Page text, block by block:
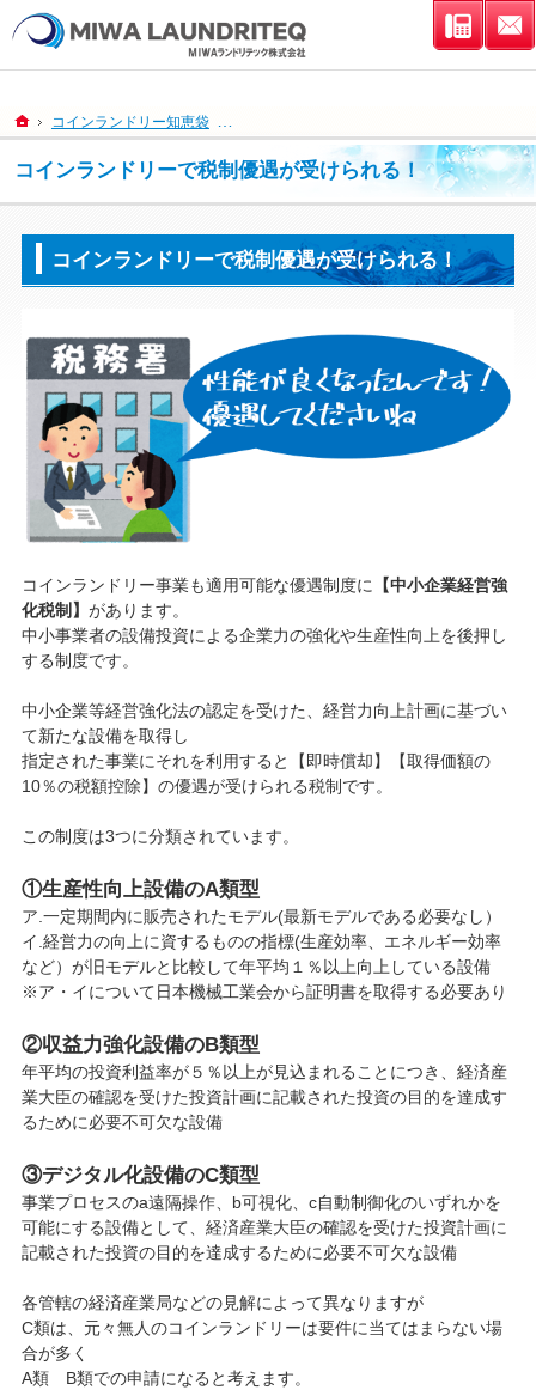
コインランドリーで税制優遇が受けられる！
コインランドリーで税制優遇が受けられる！
コインランドリー事業も適用可能な優遇制度に
【中小企業経営強
化税制】 があります。
中小事業者の設備投資による企業力の強化や生産性向上を後押し
する制度です。
中小企業等経営強化法の認定を受けた、経営力向上計画に基づい
て新たな設備を取得し
指定された事業にそれを利用すると【即時償却】【取得価額の
10％の税額控除】の優遇が受けられる税制です。
この制度は3つに分類されています。
①生産性向上設備のA類型
ア.一定期間内に販売されたモデル(最新モデルである必要なし）
イ.経営力の向上に資するものの指標(生産効率、エネルギー効率
など）が旧モデルと比較して年平均１％以上向上している設備
※ア・イについて日本機械工業会から証明書を取得する必要あり
②収益力強化設備のB類型
年平均の投資利益率が５％以上が見込まれることにつき、経済産
業大臣の確認を受けた投資計画に記載された投資の目的を達成す
るために必要不可欠な設備
③デジタル化設備のC類型
事業プロセスのa遠隔操作、b可視化、c自動制御化のいずれかを
可能にする設備として、経済産業大臣の確認を受けた投資計画に
記載された投資の目的を達成するために必要不可欠な設備
各管轄の経済産業局などの見解によって異なりますが
C類は、元々無人のコインランドリーは要件に当てはまらない場
合が多く
A類 B類での申請になると考えます。
連絡先
ホーム
コインランドリー知恵袋